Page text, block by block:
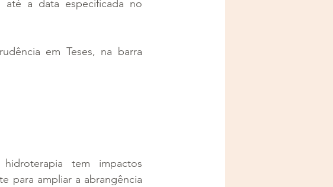
até a data especificada no
em Teses, na barra
tem impactos
para ampliar a abrangência